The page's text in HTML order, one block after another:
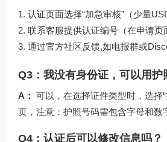
认证页面选择“加急审核”（少量
联系客服提供认证编号（在申请页
通过官方社区反馈,如电报群或
Q3：我没有身份证，可以用护
A： 可以，在选择证件类型时，选择
页，注意：护照号码需包含字母和数
Q4：认证后可以修改信息吗？